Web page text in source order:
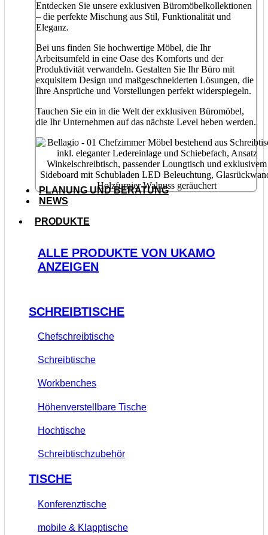
Entdecken Sie unsere exklusiven Büromöbelkollektionen
– die perfekte Mischung aus Stil, Funktionalität und
Eleganz.
Bei uns finden Sie hochwertige Möbel, die Ihr
Arbeitsumfeld in eine Oase des Komforts und der
Produktivität verwandeln. Gestalten Sie Ihr Büro mit
exquisitem Design und maßgeschneiderten Lösungen, die
Ihre Ansprüche und Vorstellungen perfekt widerspiegeln.
Tauchen Sie ein in die Welt der exklusiven Büromöbel,
die Ihr Unternehmen auf das nächste Level heben werden.
PLANUNG UND BERATUNG
NEWS
PRODUKTE
ALLE PRODUKTE VON UKAMO
ANZEIGEN
SCHREIBTISCHE
Chefschreibtische
Schreibtische
Workbenches
Höhenverstellbare Tische
Hochtische
Schreibtischzubehör
TISCHE
Konferenztische
mobile & Klapptische